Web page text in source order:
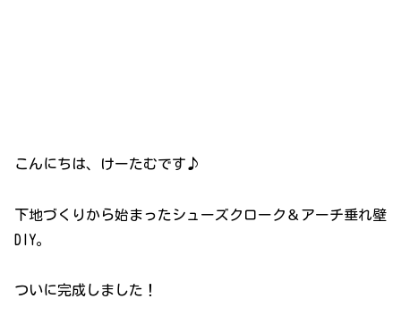
こんにちは、けーたむです♪
下地づくりから始まったシューズクローク＆アーチ垂れ壁
DIY。
ついに完成しました！